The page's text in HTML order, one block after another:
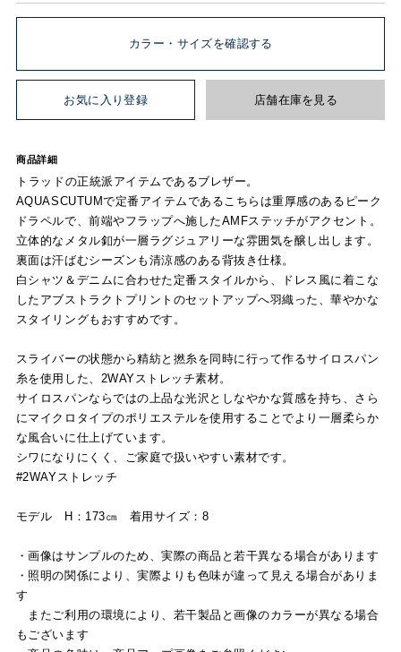
カラー・サイズを確認する
お気に入り登録 店舗在庫を見る
商品詳細
トラッドの正統派アイテムであるブレザー。
AQUASCUTUMで定番アイテムであるこちらは重厚感のあるピーク
ドラペルで、前端やフラップへ施したAMFステッチがアクセント。
立体的なメタル釦が一層ラグジュアリーな雰囲気を醸し出します。
裏面は汗ばむシーズンも清涼感のある背抜き仕様。
白シャツ＆デニムに合わせた定番スタイルから、ドレス風に着こな
したアブストラクトプリントのセットアップへ羽織った、華やかな
スタイリングもおすすめです。
スライバーの状態から精紡と撚糸を同時に行って作るサイロスパン
糸を使用した、2WAYストレッチ素材。
サイロスパンならではの上品な光沢としなやかな質感を持ち、さら
にマイクロタイプのポリエステルを使用することでより一層柔らか
な風合いに仕上げています。
シワになりにくく、ご家庭で扱いやすい素材です。
#2WAYストレッチ
モデル H：173㎝ 着用サイズ：8
・画像はサンプルのため、実際の商品と若干異なる場合があります
・照明の関係により、実際よりも色味が違って見える場合がありま
す
またご利用の環境により、若干製品と画像のカラーが異なる場合
もございます